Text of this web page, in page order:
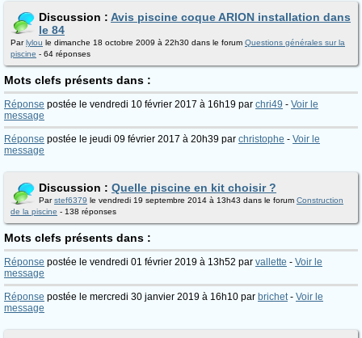
Discussion : Avis piscine coque ARION installation dans
le 84
Parlylou le dimanche 18 octobre 2009 à 22h30 dans le forum Questions générales sur la
piscine - 64 réponses
Mots clefs présents dans :
Réponse postée le vendredi 10 février 2017 à 16h19 par chri49 - Voir le
message
Réponse postée le jeudi 09 février 2017 à 20h39 par christophe - Voir le
message
Discussion : Quelle piscine en kit choisir ?
Parstef6379 le vendredi 19 septembre 2014 à 13h43 dans le forum Construction
de la piscine - 138 réponses
Mots clefs présents dans :
Réponse postée le vendredi 01 février 2019 à 13h52 par vallette - Voir le
message
Réponse postée le mercredi 30 janvier 2019 à 16h10 par brichet- Voir le
message